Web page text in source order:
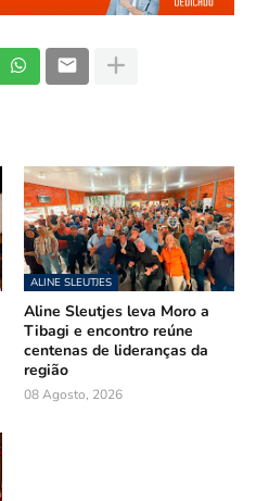
ALINE SLEUTJES
Aline Sleutjes leva Moro a
Tibagi e encontro reúne
centenas de lideranças da
região
08 Agosto, 2026